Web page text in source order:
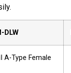
DLW
A-Type Female